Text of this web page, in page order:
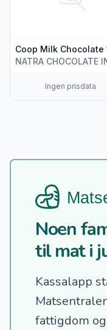
Coop Milk Chocolate
NATRA CHOCOLATE
Ingen prisdata
Noen
til mat i
Kassalapp
fattigdom